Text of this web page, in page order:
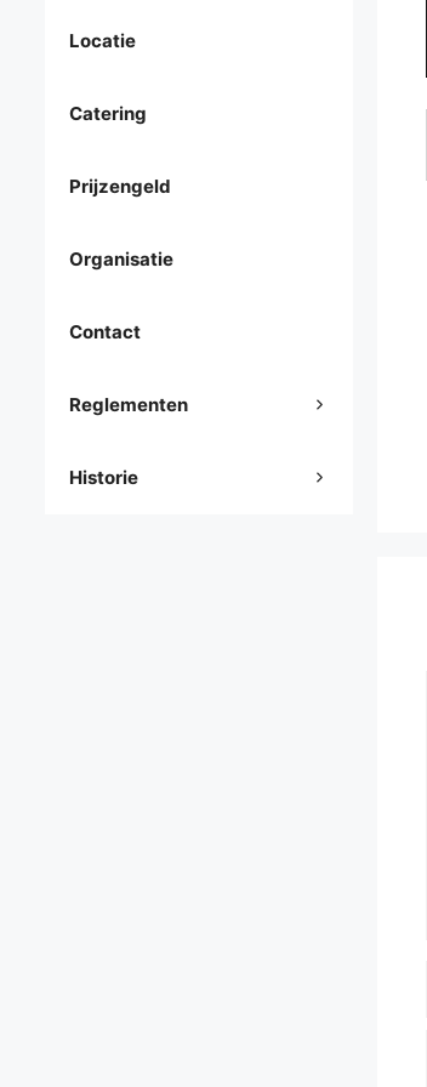
Locatie
Catering
Prijzengeld
Organisatie
Contact
Reglementen
Historie